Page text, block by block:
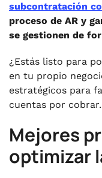
subcontratación
proceso de AR y
se gestionen de
¿Estás listo para
en tu propio
estratégicos para
cuentas por cobrar.
Mejores
optimizar